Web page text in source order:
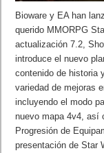
Bioware y EA han
querido MMORPG
actualización 7.2,
introduce el nuevo
contenido de historia
variedad de mejoras
incluyendo el modo
nuevo mapa 4v4, así
Progresión de
presentación de Star